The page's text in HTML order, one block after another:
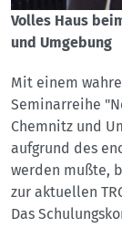
Volles Haus
und Umgebung
Mit einem
Seminarreihe
Chemnitz und
aufgrund des
werden mußte,
zur aktuellen
Das